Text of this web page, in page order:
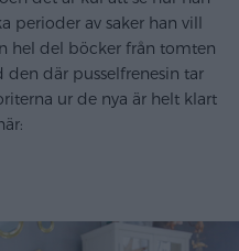
perioder av saker han vill
hel del böcker från tomten
den där pusselfrenesin tar
ur de nya är helt klart